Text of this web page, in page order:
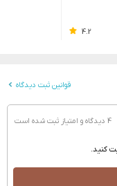
4.2
قوانین ثبت دیدگاه
4 دیدگاه و امتیاز ثبت شده است
کنید.